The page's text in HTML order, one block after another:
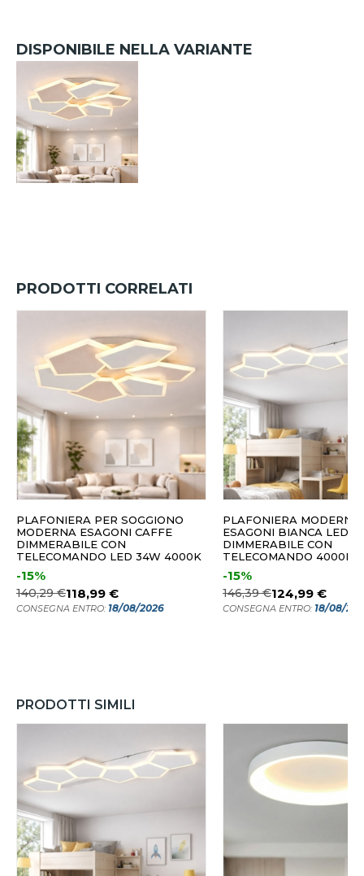
DISPONIBILE NELLA VARIANTE
PRODOTTI CORRELATI
PLAFONIERA PER SOGGIONO
MODERNA ESAGONI CAFFE
DIMMERABILE CON
TELECOMANDO LED 34W 4000K
-15%
140,29 €118,99 €
CONSEGNA ENTRO: 18/08/2026
PLAFONIERA MODERNA
ESAGONI BIANCA LED
DIMMERABILE CON
TELECOMANDO 4000K
-15%
146,39 €124,99 €
CONSEGNA ENTRO: 18/08/
PRODOTTI SIMILI